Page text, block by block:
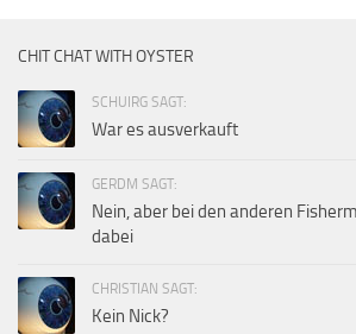
CHIT CHAT WITH OYSTER
SCHUIRG SAGT:
War es ausverkauft
GERDM SAGT:
Nein, aber bei den anderen
dabei
CHRISTIAN SAGT:
Kein Nick?